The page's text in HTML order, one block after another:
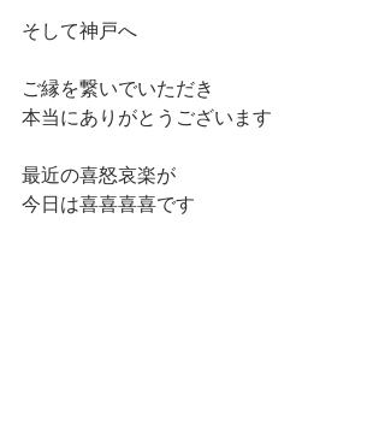
そして神戸へ
ご縁を繋いでいただき
本当にありがとうございます
最近の喜怒哀楽が
今日は喜喜喜喜です